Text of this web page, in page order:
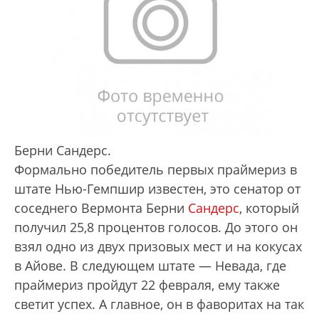
Берни Сандерс.
Формально победитель первых праймериз в
штате Нью-Гемпшир известен, это сенатор от
соседнего Вермонта Берни Сандерс, который
получил 25,8 процентов голосов. До этого он
взял одно из двух призовых мест и на кокусах
в Айове. В следующем штате — Невада, где
праймериз пройдут 22 февраля, ему также
светит успех. А главное, он в фаворитах на так